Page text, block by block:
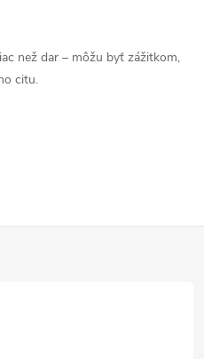
než dar – môžu byť zážitkom,
citu.